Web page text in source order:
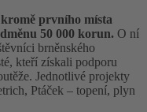
prvního místa
50 000 korun. O ní
brněnského
kteří získali podporu
Jednotlivé projekty
Ptáček – topení, plyn